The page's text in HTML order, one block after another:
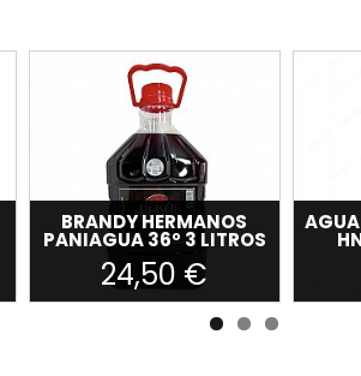
BRANDY HERMANOS
PANIAGUA 36º 3 LITROS
24,50 €